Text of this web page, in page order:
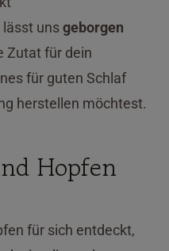
lässt unsgeborgen
Zutat für dein
für guten Schlaf
herstellen möchtest.
Hopfen
für sich entdeckt,